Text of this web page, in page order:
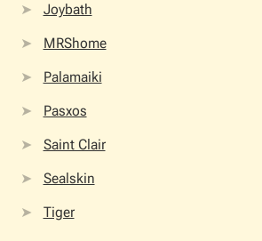
Joybath
MRShome
Palamaiki
Pasxos
Saint Clair
Sealskin
Tiger